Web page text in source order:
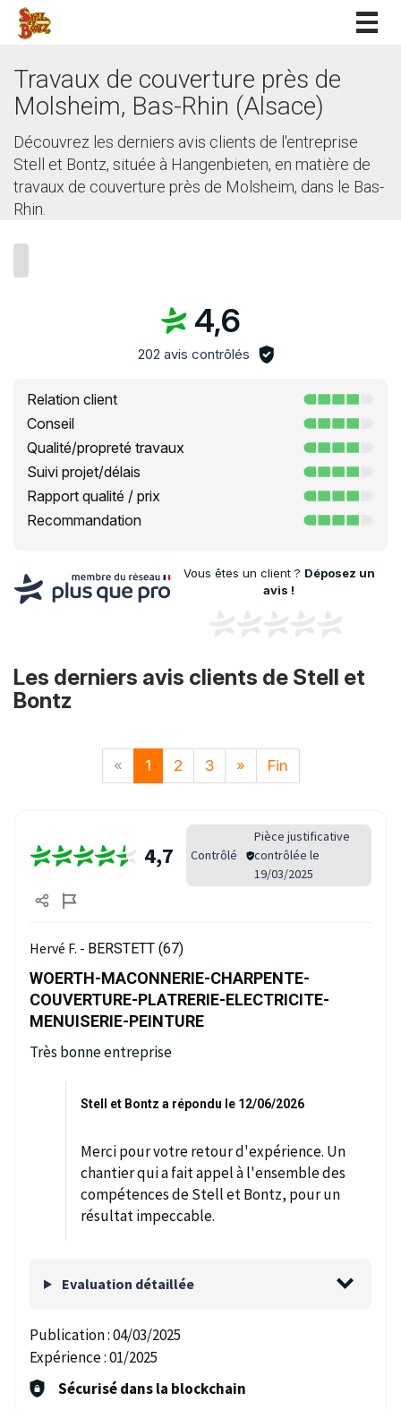
Travaux de couverture près de
Molsheim, Bas-Rhin (Alsace)
Découvrez les derniers avis clients de l'entreprise
Stell et Bontz, située à Hangenbieten, en matière de
travaux de couverture près de Molsheim, dans le Bas-
Rhin.
4,6
202 avis contrôlés
Relation client
Conseil
Qualité/propreté travaux
Suivi projet/délais
Rapport qualité / prix
Recommandation
Vous êtes un client ? Déposez un
avis !
Les derniers avis clients de Stell et
Bontz
« 1 2 3 » Fin
4,7 Contrôlé
Pièce justificative
contrôlée le
19/03/2025
Hervé F. - BERSTETT (67)
WOERTH-MACONNERIE-CHARPENTE-
COUVERTURE-PLATRERIE-ELECTRICITE-
MENUISERIE-PEINTURE
Très bonne entreprise
Stell et Bontz a répondu le 12/06/2026
Merci pour votre retour d'expérience. Un
chantier qui a fait appel à l'ensemble des
compétences de Stell et Bontz, pour un
résultat impeccable.
Evaluation détaillée
Publication :04/03/2025
Expérience :01/2025
Sécurisé dans la blockchain